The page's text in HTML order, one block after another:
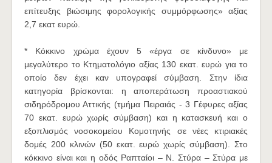
επίτευξης βιώσιμης φορολογικής συμμόρφωσης» αξίας
2,7 εκατ ευρώ.
* Κόκκινο χρώμα έχουν 5 «έργα σε κίνδυνο» με
μεγαλύτερο το Κτηματολόγιο αξίας 130 εκατ. ευρώ για το
οποίο δεν έχει καν υπογραφεί σύμβαση. Στην ίδια
κατηγορία βρίσκονται: η αποπεράτωση προαστιακού
σιδηρόδρομου Αττικής (τμήμα Πειραιάς - 3 Γέφυρες αξίας
70 εκατ. ευρώ χωρίς σύμβαση) και η κατασκευή και ο
εξοπλισμός νοσοκομείου Κομοτηνής σε νέες κτιριακές
δομές 200 κλινών (50 εκατ. ευρώ χωρίς σύμβαση). Στο
κόκκινο είναι και η οδός Ραπταίοι – Ν. Στύρα – Στύρα με